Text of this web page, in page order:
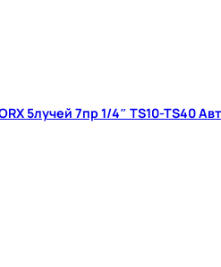
5лучей 7пр 1/4″ TS10-TS40